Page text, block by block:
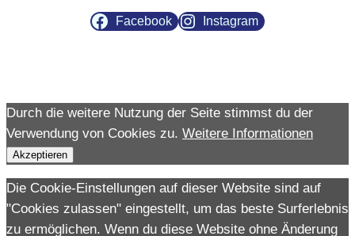
Facebook Instagram
Durch die weitere Nutzung der Seite stimmst du der
Verwendung von Cookies zu. Weitere Informationen
Akzeptieren
Die Cookie-Einstellungen auf dieser Website sind auf
"Cookies zulassen" eingestellt, um das beste Surferlebnis
zu ermöglichen. Wenn du diese Website ohne Änderung